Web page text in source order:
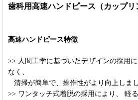
歯科用高速ハンドピース（カップリ
高速ハンドピース特徴
>> 人間工学に基づいたデザインの採用
なく、
清掃が簡単で、操作性がより向上しま
>> ワンタッチ式着脱の採用により、 軽